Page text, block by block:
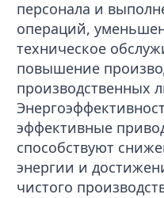
персонала и
операций,
техническое
повышение
производственных
эффективные
способствуют
энергии и
чистого